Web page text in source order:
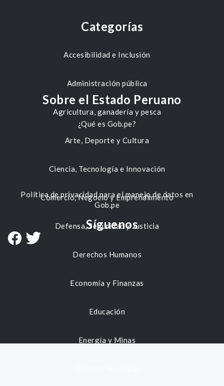
Categorías
Accesibilidad e Inclusión
Administración pública
Agricultura, ganadería y pesca
Arte, Deporte y Cultura
Ciencia, Tecnología e Innovación
Comercio, Negocio y Emprendimiento
Defensa, Seguridad y Justicia
Derechos Humanos
Economía y Finanzas
Educación
Energía y Minas
Sobre el Estado Peruano
¿Qué es Gob.pe?
Política de privacidad para el manejo de datos en
Gob.pe
Síguenos